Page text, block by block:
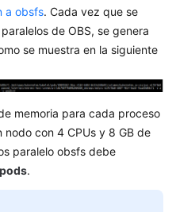
a obsfs. Cada vez que se
de OBS, se genera
se muestra en la siguiente
memoria para cada proceso
con 4 CPUs y 8 GB de
paralelo obsfs debe
.